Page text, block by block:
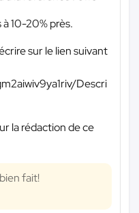
10-20% près.
sur le lien suivant
Descri
la rédaction de ce
fait!